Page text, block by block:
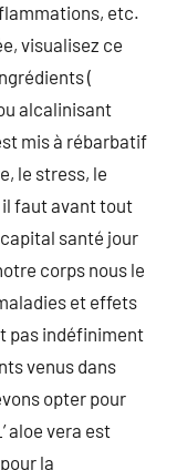
etc.
visualisez ce
(
alcalinisant
mis à rébarbatif
le stress, le
il faut avant tout
santé jour
corps nous le
et effets
pas indéfiniment
venus dans
opter pour
aloe vera est
la